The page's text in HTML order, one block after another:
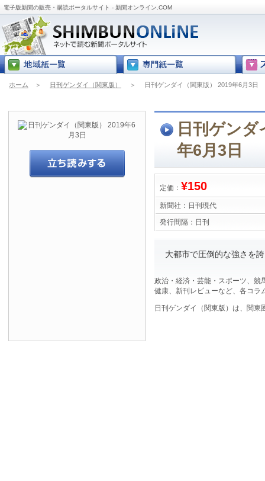
電子版新聞の販売・購読ポータルサイト - 新聞オンライン.COM
ホーム ＞ 日刊ゲンダイ（関東版） ＞ 日刊ゲンダイ（関東版） 2019年6月3日
日刊ゲン
年6月3日
定価： ¥150
新聞社： 日刊現代
発行間隔： 日刊
大都市で圧倒的な強さを
政治・経済・芸能・スポーツ、競
健康、新刊レビューなど、各コラ
日刊ゲンダイ（関東版）は、関